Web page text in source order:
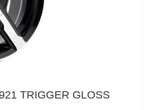
TRIGGER GLOSS